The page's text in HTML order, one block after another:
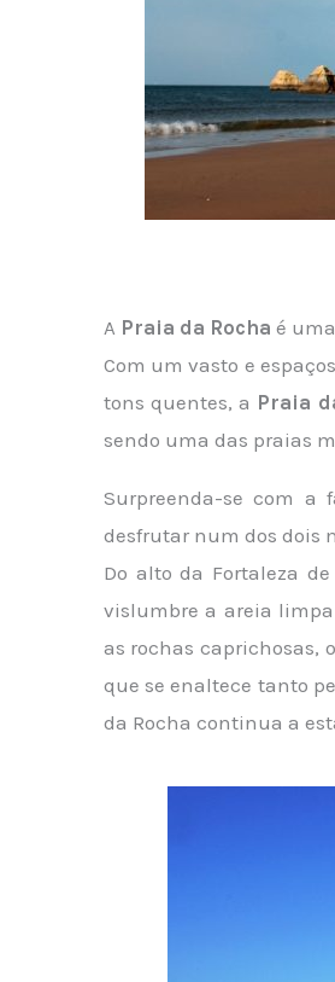
A Praia da Rocha é
Com um vasto e
tons quentes, a Praia
sendo uma das praias
Surpreenda-se com a
desfrutar num dos dois
Do alto da Fortaleza
vislumbre a areia
as rochas caprichosas,
que se enaltece tanto
da Rocha continua a